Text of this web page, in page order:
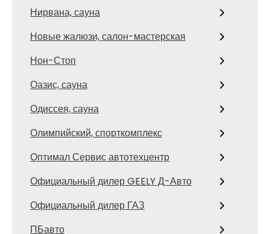
Нирвана, сауна
Новые жалюзи, салон-мастерская
Нон-Стоп
Оазис, сауна
Одиссея, сауна
Олимпийский, спорткомплекс
Оптимал Сервис автотехцентр
Официальный дилер GEELY Д-Авто
Официальный дилер ГАЗ
ПБавто